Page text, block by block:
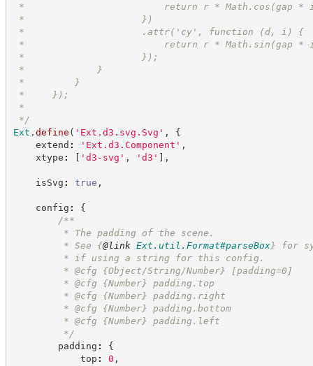
*                         return r * Math.cos(gap *
*                     })
*                     .attr('cy', function (d, i) {
*                         return r * Math.sin(gap *
*                     });
*             }
*         }
*     });
*
*/
Ext . define ( ' Ext.d3.svg.Svg ' ,
{
extend : ' Ext.d3.Component ' ,
xtype : [ ' d3-svg ' , ' d3 ' ] ,
isSvg : true ,
config :
{
/**
* The padding of the scene.
* See {@link Ext.util.Format#parseBox} for
* if using a string for this config.
* @cfg {Object/String/Number} [padding=0]
* @cfg {Number}
padding.top
* @cfg {Number}
padding.right
* @cfg {Number}
padding.bottom
* @cfg {Number}
padding.left
*/
padding :
{
top : 0 ,